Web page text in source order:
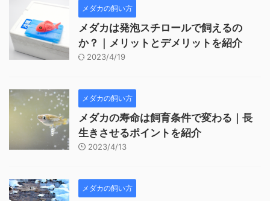
メダカの飼い方
メダカは発泡スチロールで飼えるの
か？｜メリットとデメリットを紹介
2023/4/19
メダカの飼い方
メダカの寿命は飼育条件で変わる｜長
生きさせるポイントを紹介
2023/4/13
メダカの飼い方